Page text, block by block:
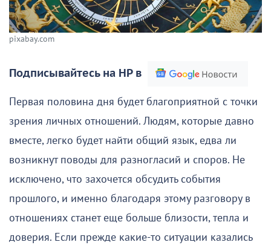
pixabay.com
Подписывайтесь на НР в
Первая половина дня будет благоприятной с точки
зрения личных отношений. Людям, которые давно
вместе, легко будет найти общий язык, едва ли
возникнут поводы для разногласий и споров. Не
исключено, что захочется обсудить события
прошлого, и именно благодаря этому разговору в
отношениях станет еще больше близости, тепла и
доверия. Если прежде какие-то ситуации казались